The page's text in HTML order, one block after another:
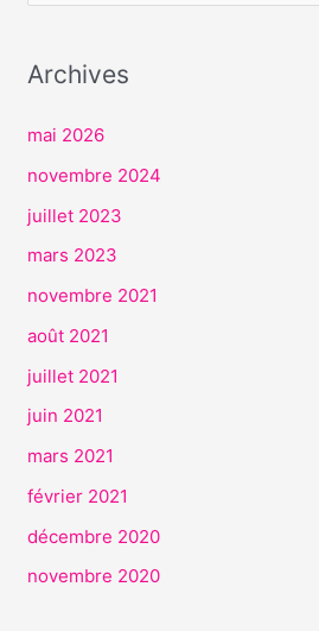
V
C
Archives
mai 2026
novembre 2024
juillet 2023
mars 2023
novembre 2021
août 2021
juillet 2021
juin 2021
mars 2021
février 2021
décembre 2020
novembre 2020